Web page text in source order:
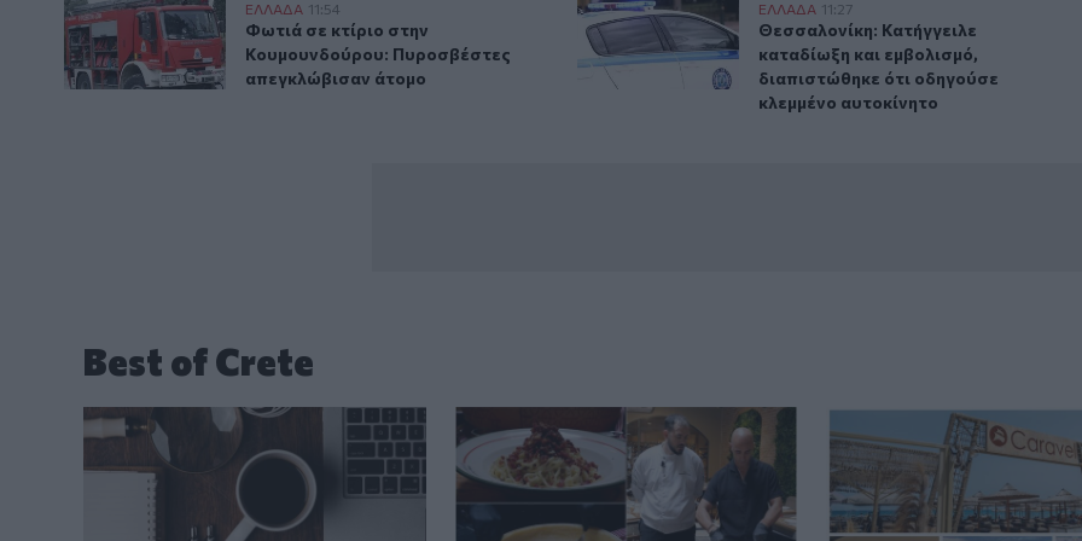
Φωτιά σε κτίριο στην Κουμουνδούρου: Πυροσβέστες απεγκλώβισαν άτομο
ΕΛΛAΔΑ 11:54
Φωτιά σε κτίριο στην Κουμουνδούρου: Πυροσβέστες απεγκλώβισαν άτομο
Φωτιά σε κτίριο στην
Κουμουνδούρου: Πυροσβέστες
απεγκλώβισαν άτομο
Θεσσαλονίκη: Κατήγγειλε καταδίωξη και εμβολισμό,
ΕΛΛAΔΑ 11:27
Θεσσαλονίκη: Κατήγγειλε
Θεσσαλονίκη: Κατήγγειλε
καταδίωξη και εμβολισμό,
διαπιστώθηκε ότι οδηγούσε
κλεμμένο αυτοκίνητο
Best of Crete